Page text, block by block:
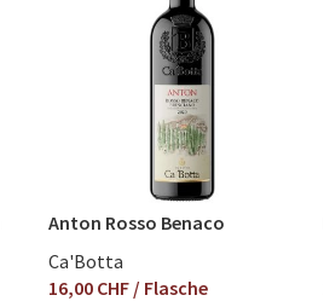
Anton Rosso Benaco
Ca'Botta
16,00 CHF / Flasche